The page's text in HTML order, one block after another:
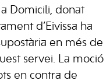
Domicili, donat
d’Eivissa ha
en més de
servei. La moció
en contra de